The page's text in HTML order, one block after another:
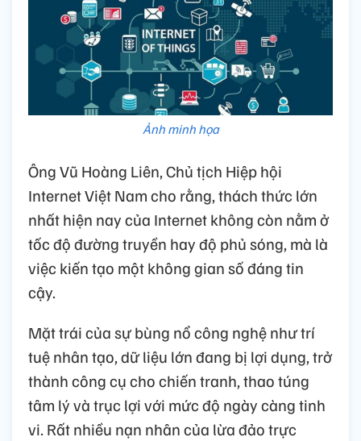
Ảnh minh họa
Ông Vũ Hoàng Liên, Chủ tịch Hiệp hội
Internet Việt Nam cho rằng, thách thức lớn
nhất hiện nay của Internet không còn nằm ở
tốc độ đường truyền hay độ phủ sóng, mà là
việc kiến tạo một không gian số đáng tin
cậy.
Mặt trái của sự bùng nổ công nghệ như trí
tuệ nhân tạo, dữ liệu lớn đang bị lợi dụng, trở
thành công cụ cho chiến tranh, thao túng
tâm lý và trục lợi với mức độ ngày càng tinh
vi. Rất nhiều nạn nhân của lừa đảo trực